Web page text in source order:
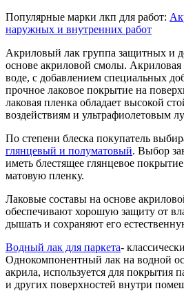
Популярные марки лкп для работ:
наружных и внутренних работ
Акриловый лак группа защитных и
основе акриловой смолы. Акриловая
воде, с добавлением специальных
прочное лаковое покрытие на
лаковая пленка обладает высокой
воздействиям и ультрафиолетовым
По степени блеска покупатель
глянцевый и полуматовый. Выбор
иметь блестящее глянцевое
матовую пленку.
Лаковые составы на основе
обеспечивают хорошую защиту от
дышать и сохраняют его
Водный лак для паркета-
Однокомпонентный лак на водной
акрила, используется для покрытия
и других поверхностей внутри